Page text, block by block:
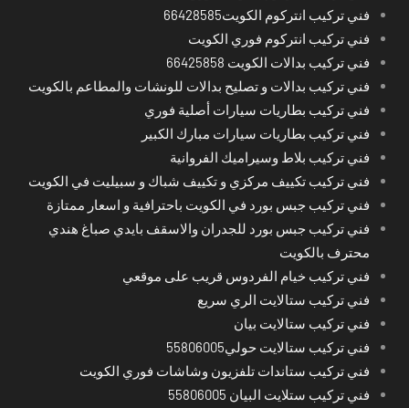
فني تركيب انتركوم الكويت66428585
فني تركيب انتركوم فوري الكويت
فني تركيب بدالات الكويت 66425858
فني تركيب بدالات و تصليح بدالات للونشات والمطاعم بالكويت
فني تركيب بطاريات سيارات أصلية فوري
فني تركيب بطاريات سيارات مبارك الكبير
فني تركيب بلاط وسيراميك الفروانية
فني تركيب تكييف مركزي و تكييف شباك و سبيليت في الكويت
فني تركيب جبس بورد في الكويت باحترافية و اسعار ممتازة
فني تركيب جبس بورد للجدران والاسقف بايدي صباغ هندي
محترف بالكويت
فني تركيب خيام الفردوس قريب على موقعي
فني تركيب ستالايت الري سريع
فني تركيب ستالايت بيان
فني تركيب ستالايت حولي55806005
فني تركيب ستاندات تلفزيون وشاشات فوري الكويت
فني تركيب ستلايت البيان 55806005